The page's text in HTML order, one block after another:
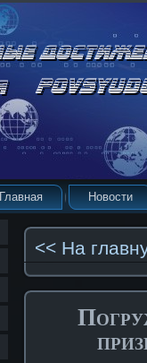
Главная Новости
<< На